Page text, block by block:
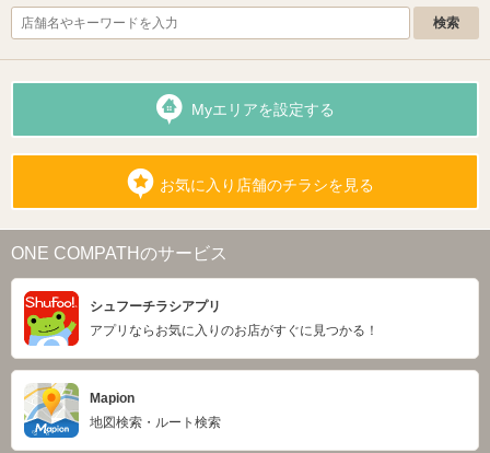
Myエリアを設定する
お気に入り店舗のチラシを見る
ONE COMPATHのサービス
シュフーチラシアプリ
アプリならお気に入りのお店がすぐに見つかる！
Mapion
地図検索・ルート検索